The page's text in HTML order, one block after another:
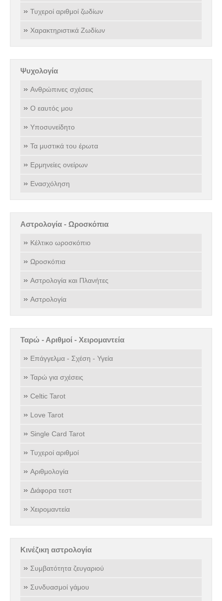
Τυχεροί αριθμοί ζωδίων
Χαρακτηριστικά Ζωδίων
Ψυχολογία
Ανθρώπινες σχέσεις
Ο εαυτός μου
Υποσυνείδητο
Τα μυστικά του έρωτα
Ερμηνείες ονείρων
Ενασχόληση
Αστρολογία - Ωροσκόπια
Κέλτικο ωροσκόπιο
Ωροσκόπια
Αστρολογία και Πλανήτες
Αστρολογία
Ταρώ - Αριθμοί - Χειρομαντεία
Επάγγελμα - Σχέση - Υγεία
Ταρώ για σχέσεις
Celtic Tarot
Love Tarot
Single Card Tarot
Τυχεροί αριθμοί
Αριθμολογία
Διάφορα τεστ
Χειρομαντεία
Κινέζικη αστρολογία
Συμβατότητα ζευγαριού
Συνδυασμοί γάμου